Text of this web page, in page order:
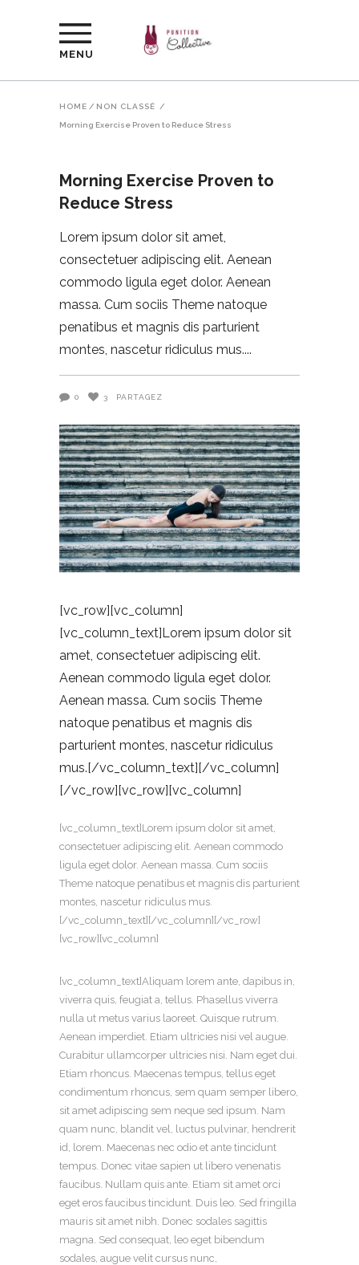
MENU
HOME / NON CLASSÉ /
Morning Exercise Proven to Reduce Stress
Morning Exercise Proven to
Reduce Stress
Lorem ipsum dolor sit amet,
consectetuer adipiscing elit. Aenean
commodo ligula eget dolor. Aenean
massa. Cum sociis Theme natoque
penatibus et magnis dis parturient
montes, nascetur ridiculus mus.
0 3 PARTAGEZ
[vc_row][vc_column]
[vc_column_text]Lorem ipsum dolor sit
amet, consectetuer adipiscing elit.
Aenean commodo ligula eget dolor.
Aenean massa. Cum sociis Theme
natoque penatibus et magnis dis
parturient montes, nascetur ridiculus
mus.[/vc_column_text][/vc_column]
[/vc_row][vc_row][vc_column]
[vc_column_text]Lorem ipsum dolor sit amet,
consectetuer adipiscing elit. Aenean commodo
ligula eget dolor. Aenean massa. Cum sociis
Theme natoque penatibus et magnis dis parturient
montes, nascetur ridiculus mus.
[/vc_column_text][/vc_column][/vc_row]
[vc_row][vc_column]
[vc_column_text]Aliquam lorem ante, dapibus in,
viverra quis, feugiat a, tellus. Phasellus viverra
nulla ut metus varius laoreet. Quisque rutrum.
Aenean imperdiet. Etiam ultricies nisi vel augue.
Curabitur ullamcorper ultricies nisi. Nam eget dui.
Etiam rhoncus. Maecenas tempus, tellus eget
condimentum rhoncus, sem quam semper libero,
sit amet adipiscing sem neque sed ipsum. Nam
quam nunc, blandit vel, luctus pulvinar, hendrerit
id, lorem. Maecenas nec odio et ante tincidunt
tempus. Donec vitae sapien ut libero venenatis
faucibus. Nullam quis ante. Etiam sit amet orci
eget eros faucibus tincidunt. Duis leo. Sed fringilla
mauris sit amet nibh. Donec sodales sagittis
magna. Sed consequat, leo eget bibendum
sodales, augue velit cursus nunc,